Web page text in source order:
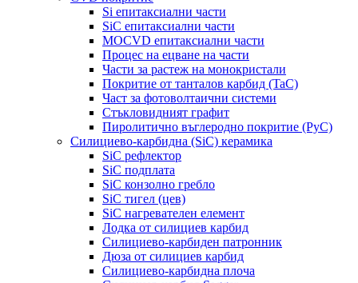
Si епитаксиални части
SiC епитаксиални части
MOCVD епитаксиални части
Процес на ецване на части
Части за растеж на монокристали
Покритие от танталов карбид (TaC)
Част за фотоволтаични системи
Стъкловидният графит
Пиролитично въглеродно покритие (PyC)
Силициево-карбидна (SiC) керамика
SiC рефлектор
SiC подплата
SiC конзолно гребло
SiC тигел (цев)
SiC нагревателен елемент
Лодка от силициев карбид
Силициево-карбиден патронник
Дюза от силициев карбид
Силициево-карбидна плоча